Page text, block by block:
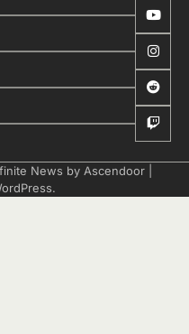
News by Ascendoor
.